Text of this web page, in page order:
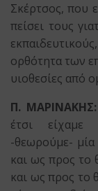
Σκέρτσος, που
πείσει τους
ορθότητα των
υιοθεσίες από
Π. ΜΑΡΙΝΑΚΗΣ:
έτσι είχαμε
-θεωρούμε- μία
και ως προς το
και ως προς το